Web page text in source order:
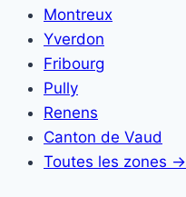
Montreux
Yverdon
Fribourg
Pully
Renens
Canton de Vaud
Toutes les zones →